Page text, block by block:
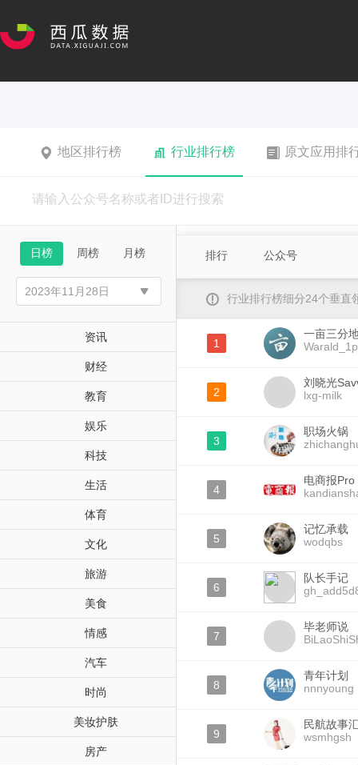
地区排行榜 行业排行榜 原文应用排
日榜 周榜 月榜
资讯
财经
教育
娱乐
科技
生活
体育
文化
旅游
美食
情感
汽车
时尚
美妆护肤
房产
排行 公众号
行业排行榜细分24个垂直
1
一亩三分
2
刘晓光
lxg-milk
3
职场火锅
4
电商报Pro
5
记忆承载
wodqbs
6
队长手记
7
毕老师说
8
青年计划
nnnyoung
9
民航故事
wsmhgsh